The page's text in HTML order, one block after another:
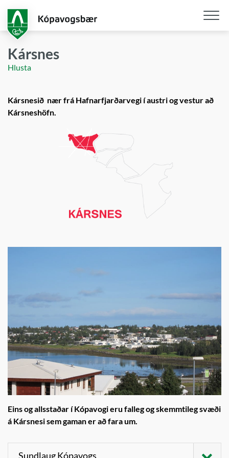
aðalefni
Kársnes
Hlusta
Kársnesið nær frá Hafnarfjarðarvegi í austri og vestur að
Kársneshöfn.
Eins og allsstaðar í Kópavogi eru falleg og skemmtileg svæði
á Kársnesi sem gaman er að fara um.
Sundlaug Kópavogs
Opna